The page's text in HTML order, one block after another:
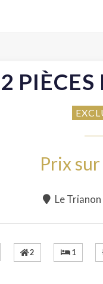
Prix
Le
2 1